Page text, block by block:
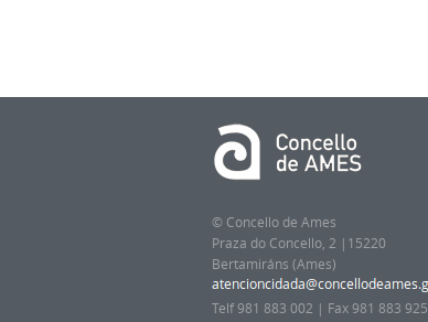
© Concello de Ames
Praza do Concello, 2 |15220
Bertamiráns (Ames)
Telf 981 883 002 | Fax 981 883 925